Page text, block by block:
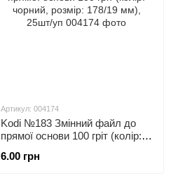
Артикул: 004174
Kodi №183 Змінний файл до
прямої основи 100 гріт (колір:
25шт/уп
6.00 грн